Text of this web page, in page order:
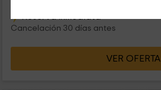
Cancelación 30 días antes
VER OFERTA